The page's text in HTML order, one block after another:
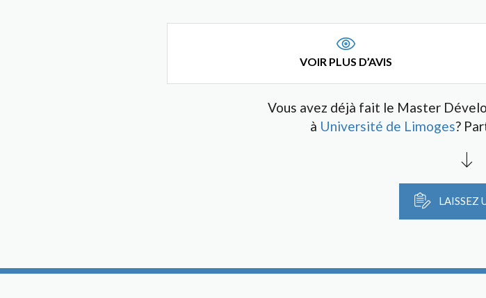
VOIR PLUS D’AVIS
Vous avez déjà fait le Master
à Université de Limoges?
LAISSEZ